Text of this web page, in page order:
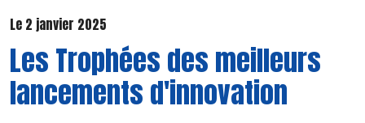
Le 2 janvier 2025
Les Trophées des meilleurs
lancements d'innovation